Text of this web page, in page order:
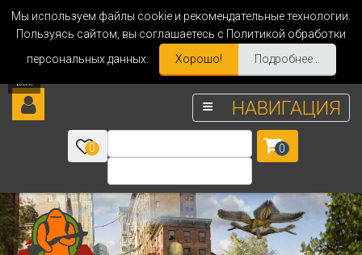
Мы используем файлы cookie и рекомендательные технологии.
Пользуясь сайтом, вы соглашаетесь с Политикой обработки
персональных данных.
Хорошо! Подробнее...
НАВИГАЦИЯ
0 0